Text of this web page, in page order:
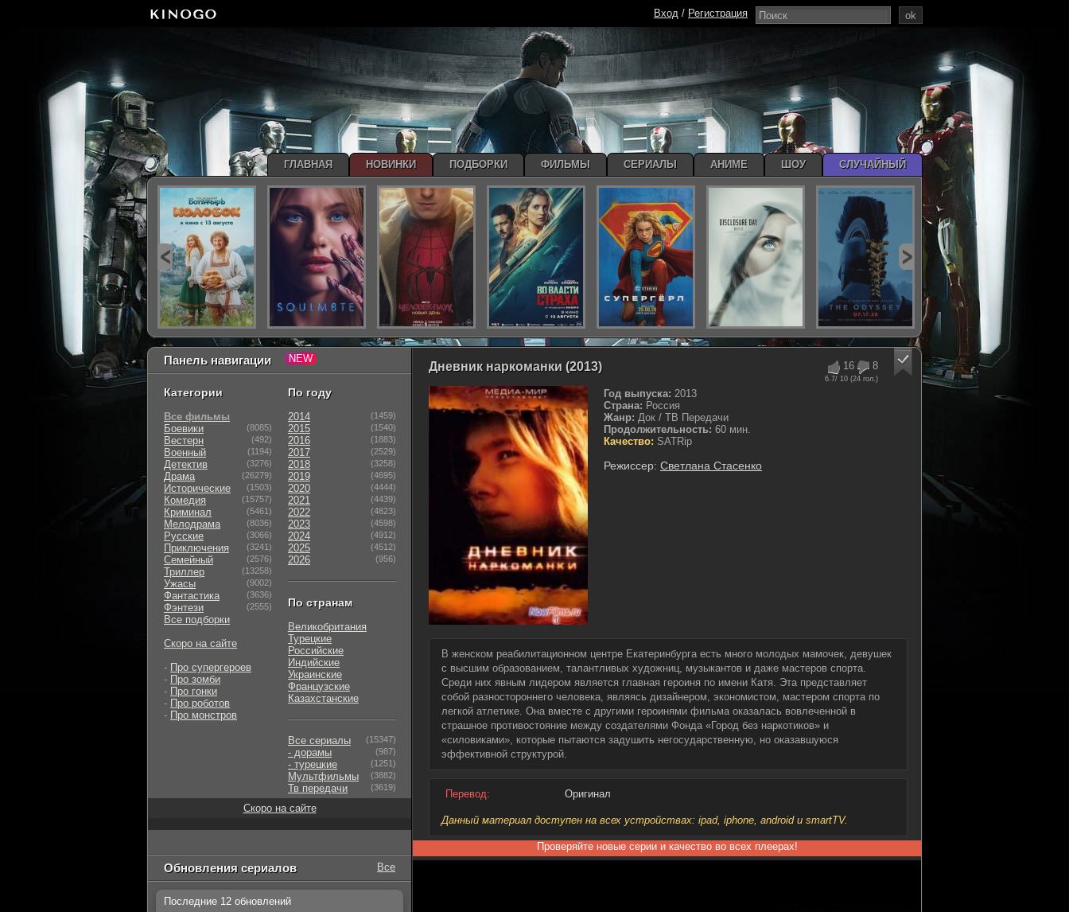
16 8
6.7/ 10 (24 гол.)
Дневник наркоманки (2013)
Год выпуска: 2013
Страна: Россия
Жанр: Док / ТВ Передачи
Продолжительность: 60 мин.
Качество: SATRip
Режиссер: Светлана Стасенко
В женском реабилитационном центре Екатеринбурга есть много молодых мамочек, девушек
с высшим образованием, талантливых художниц, музыкантов и даже мастеров спорта.
Среди них явным лидером является главная героиня по имени Катя. Эта представляет
собой разностороннего человека, являясь дизайнером, экономистом, мастером спорта по
легкой атлетике. Она вместе с другими героинями фильма оказалась вовлеченной в
страшное противостояние между создателями Фонда «Город без наркотиков» и
«силовиками», которые пытаются задушить негосударственную, но оказавшуюся
эффективной структурой.
Перевод: Оригинал
Данный материал доступен на всех устройствах: ipad, iphone, android и smartTV.
Проверяйте новые серии и качество во всех плеерах!
Панель навигации
Категории
Все фильмы
Боевики
(8085)
Вестерн (492)
Военный (1194)
Детектив (3276)
Драма (26279)
Исторические (1503)
Комедия (15757)
Криминал (5461)
Мелодрама (8036)
Русские (3066)
Приключения (3241)
Семейный (2576)
Триллер (13258)
Ужасы (9002)
Фантастика (3636)
Фэнтези (2555)
Все подборки
Скоро на сайте
- Про супергероев
- Про зомби
- Про гонки
- Про роботов
- Про монстров
По году
2014 (1459)
2015 (1540)
2016 (1883)
2017 (2529)
2018 (3258)
2019 (4695)
2020 (4444)
2021 (4439)
2022 (4823)
2023 (4598)
2024 (4912)
2025 (4512)
2026 (956)
По странам
Великобритания
Турецкие
Российские
Индийские
Украинские
Французские
Казахстанские
Все сериалы (15347)
- дорамы (987)
- турецкие (1251)
Мультфильмы (3882)
Тв передачи (3619)
Скоро на сайте
Обновления сериалов Все
Последние 12 обновлений
ok
Вход / Регистрация
ГЛАВНАЯ НОВИНКИ ПОДБОРКИ ФИЛЬМЫ СЕРИАЛЫ АНИМЕ ШОУ СЛУЧАЙНЫЙ